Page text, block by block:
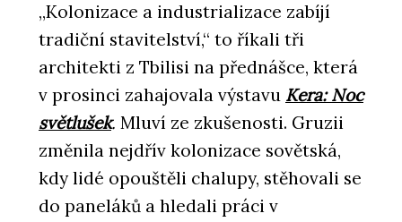
„Kolonizace a industrializace zabíjí
tradiční stavitelství,“ to říkali tři
architekti z Tbilisi na přednášce, která
v prosinci zahajovala výstavu Kera: Noc
světlušek. Mluví ze zkušenosti. Gruzii
změnila nejdřív kolonizace sovětská,
kdy lidé opouštěli chalupy, stěhovali se
do paneláků a hledali práci v